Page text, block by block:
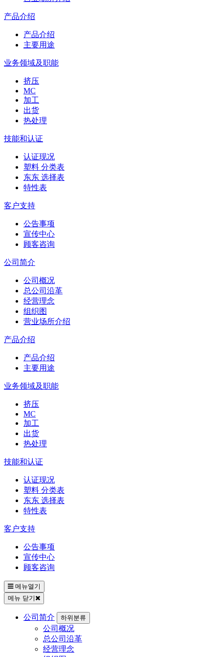
产品介绍
产品介绍
主要用途
业务领域及职能
挤压
MC
加工
出货
热处理
技能和认证
认证现况
塑料 分类表
东东 选择表
特性表
客户支持
公告事项
宣传中心
顾客咨询
公司简介
公司概况
总公司沿革
经营理念
组织图
营业场所介绍
产品介绍
产品介绍
主要用途
业务领域及职能
挤压
MC
加工
出货
热处理
技能和认证
认证现况
塑料 分类表
东东 选择表
特性表
客户支持
公告事项
宣传中心
顾客咨询
메뉴열기
메뉴 닫기
公司简介 하위분류
公司概况
总公司沿革
经营理念